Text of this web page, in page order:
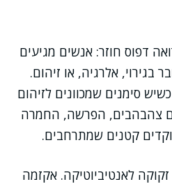
דפוס חוזר: אנשים מגיעים
אלרגיה, או זיהום.
סימנים שמכוונים לזיהום
צהבהבים, הפרשה, החמרה
קטנים שמתרחבים.
לאנטיביוטיקה. אקזמה